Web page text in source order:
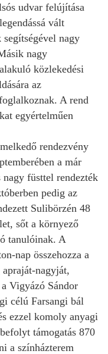
udvar felújítása
vált
nagy
nagy
közlekedési
az
A rend
egyértelműen
rendezvény
a már
füsttel rendezték
pedig az
Sulibörzén 48
sőt a környező
tanulóinak. A
nap összehozza a
nagyját,
Vigyázó Sándor
célú Farsangi bál
ezzel komoly anyagi
támogatás 870
a színházterem